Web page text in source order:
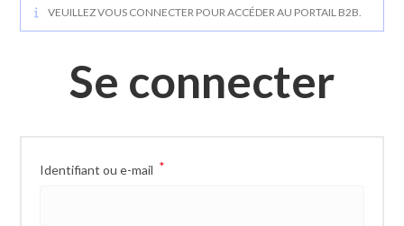
VEUILLEZ VOUS CONNECTER POUR ACCÉDER AU PORTAIL B2B.
Se connecter
Identifiant ou e-mail *